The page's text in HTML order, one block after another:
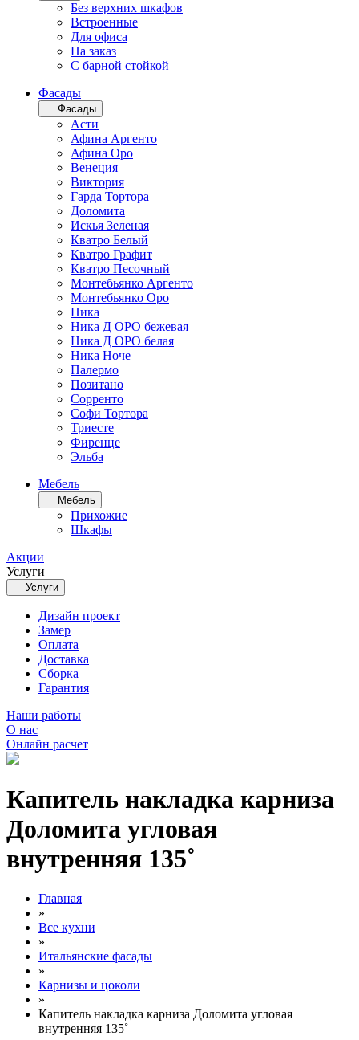
Без верхних шкафов
Встроенные
Для офиса
На заказ
С барной стойкой
Фасады
Фасады
Асти
Афина Аргенто
Афина Оро
Венеция
Виктория
Гарда Тортора
Доломита
Искья Зеленая
Кватро Белый
Кватро Графит
Кватро Песочный
Монтебьянко Аргенто
Монтебьянко Оро
Ника
Ника Д ОРО бежевая
Ника Д ОРО белая
Ника Ноче
Палермо
Позитано
Сорренто
Софи Тортора
Триесте
Фиренце
Эльба
Мебель
Мебель
Прихожие
Шкафы
Акции
Услуги
Услуги
Дизайн проект
Замер
Оплата
Доставка
Сборка
Гарантия
Наши работы
О нас
Онлайн расчет
Капитель накладка карниза
Доломита угловая
внутренняя 135˚
Главная
»
Все кухни
»
Итальянские фасады
»
Карнизы и цоколи
»
Капитель накладка карниза Доломита угловая
внутренняя 135˚